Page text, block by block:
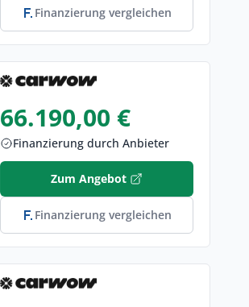
Finanzierung vergleichen
66.190,00 €
Finanzierung durch Anbieter
Zum Angebot
Finanzierung vergleichen